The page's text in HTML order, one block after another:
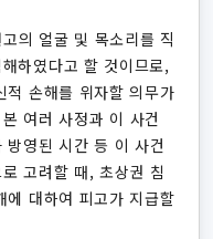
의 얼굴 및 목소리를 직
하였다고 할 것이므로,
적 손해를 위자할 의무가
여러 사정과 이 사건
영된 시간 등 이 사건
고려할 때, 초상권 침
에 대하여 피고가 지급할